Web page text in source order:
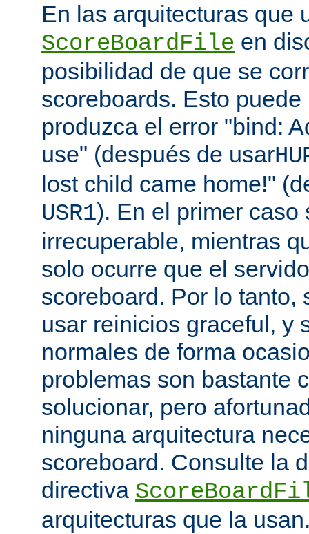
En las arquitecturas que
ScoreBoardFile en
posibilidad de que se
scoreboards. Esto
produzca el error "bind:
use" (después de usar
lost child came home!"
USR1). En el primer caso
irrecuperable, mientras
solo ocurre que el
scoreboard. Por lo tanto,
usar reinicios graceful, y
normales de forma
problemas son bastante
solucionar, pero
ninguna arquitectura
scoreboard. Consulte la
directiva
arquitecturas que la